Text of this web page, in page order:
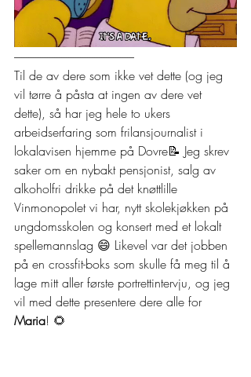
---------------------------------------------------
Til de av dere som ikke vet dette (og jeg
vil tørre å påsta at ingen av dere vet
dette), så har jeg hele to ukers
arbeidserfaring som frilansjournalist i
lokalavisen hjemme på Dovre📝 Jeg skrev
saker om en nybakt pensjonist, salg av
alkoholfri drikke på det knøttlille
Vinmonopolet vi har, nytt skolekjøkken på
ungdomsskolen og konsert med et lokalt
spellemannslag 😄 Likevel var det jobben
på en crossfit-boks som skulle få meg til å
lage mitt aller første portrettintervju, og jeg
vil med dette presentere dere alle for
Maria! 🌻